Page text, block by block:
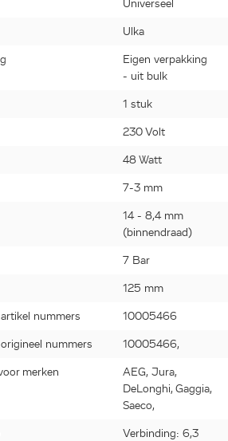
Universeel
Ulka
Eigen verpakking
- uit bulk
1 stuk
230 Volt
48 Watt
7-3 mm
14 - 8,4 mm
(binnendraad)
7 Bar
125 mm
nummers 10005466
nummers 10005466,
merken
AEG, Jura,
DeLonghi, Gaggia,
Saeco,
Verbinding: 6,3